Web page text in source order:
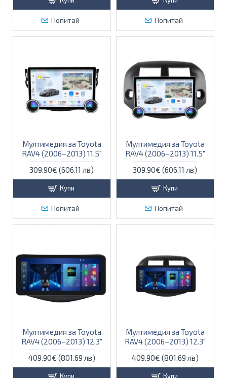
Попитай Попитай
Мултимедия за Toyota
RAV4 (2006–2013) 11.5″
309.90€ (606.11 лв)
Купи
Попитай
Мултимедия за Toyota
RAV4 (2006–2013) 11.5″
309.90€ (606.11 лв)
Купи
Попитай
Мултимедия за Toyota
RAV4 (2006–2013) 12.3″
409.90€ (801.69 лв)
Купи
Мултимедия за Toyota
RAV4 (2006–2013) 12.3″
409.90€ (801.69 лв)
Купи